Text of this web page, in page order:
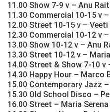
11.00 Show 7-9 v – Anu
11.30 Commercial 10-15 v
12.00 Street 10-15 v –
12.30 Commercial 10-12 v
13.00 Show 10-12 v – Anu
13.30 Street 10-12 v –
14.00 Street & Show 7-10 v
14.30 Happy Hour – Marco
15.00 Contemporary Jazz
15.30 Old School Disco –
16.00 Street – Maria